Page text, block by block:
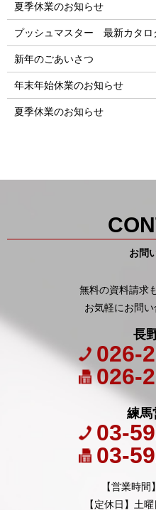
夏季休業のお知らせ
プッシュマスター 最新カタロ
新年のごあいさつ
年末年始休業のお知らせ
夏季休業のお知らせ
お問
無料の資料請求
お気軽にお問い
長
026-
026-
練馬
03-
03-
【営業時
【定休日】土